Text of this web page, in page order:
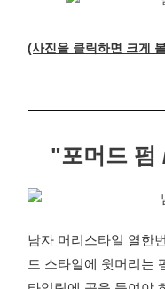
(사진을 클릭하면 크게
"포머드 펌
남자 머리스타일 열한
드 스타일에 윗머리는